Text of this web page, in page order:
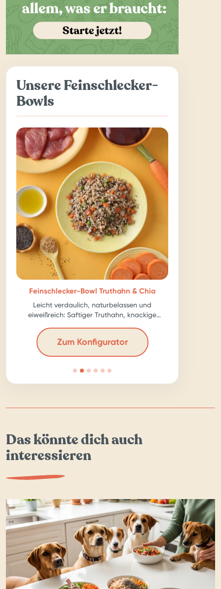
Unsere Feinschlecker-
Bowls
Feinschlecker-Bowl Truthahn & Chia
Leicht verdaulich, naturbelassen und
eiweißreich: Saftiger Truthahn, knackige
Zum Konfigurator
Das könnte dich auch
interessieren